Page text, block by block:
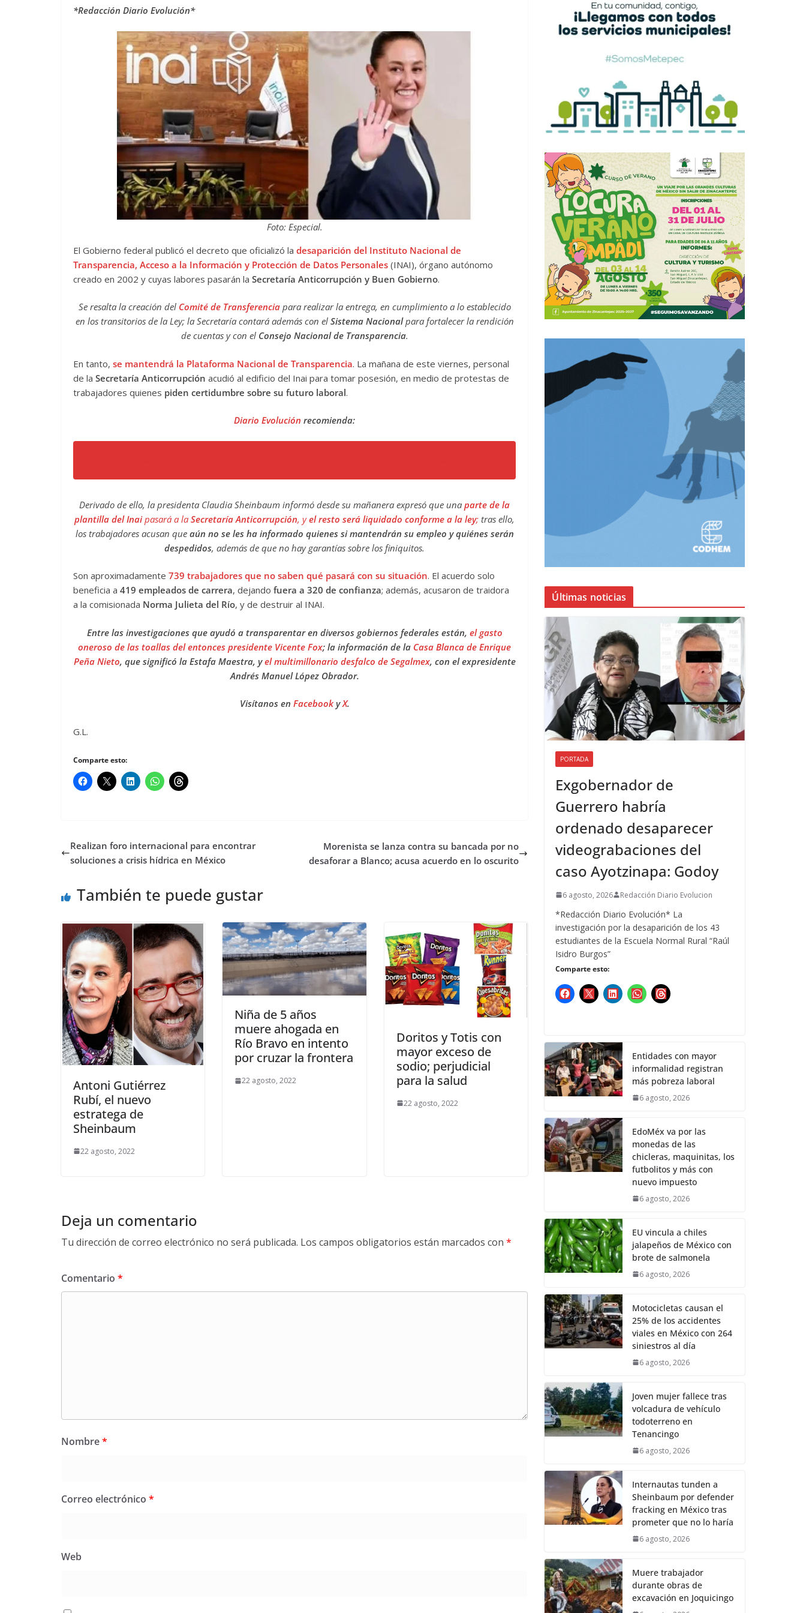
*Redacción Diario Evolución*
Foto: Especial.
El Gobierno federal publicó el decreto que oficializó la desaparición del Instituto Nacional de
Transparencia, Acceso a la Información y Protección de Datos Personales (INAI), órgano autónomo
creado en 2002 y cuyas labores pasarán la Secretaría Anticorrupción y Buen Gobierno.
Se resalta la creación del Comité de Transferenciapara realizar la entrega, en cumplimiento a lo establecido
en los transitorios de la Ley; la Secretaría contará además con el Sistema Nacionalpara fortalecer la rendición
de cuentas y con el Consejo Nacional de Transparencia.
En tanto, se mantendrá la Plataforma Nacional de Transparencia. La mañana de este viernes, personal
de la Secretaría Anticorrupción acudió al edificio del Inai para tomar posesión, en medio de protestas de
trabajadores quienes piden certidumbre sobre su futuro laboral.
Diario Evolución recomienda:
Derivado de ello, la presidenta Claudia Sheinbaum informó desde su mañanera expresó que una parte de la
plantilla del Inaipasará a laSecretaría Anticorrupción, yel resto será liquidado conforme a la ley; tras ello,
los trabajadores acusan que aún no se les ha informado quienes si mantendrán su empleo y quiénes serán
despedidos, además de que no hay garantías sobre los finiquitos.
Son aproximadamente 739 trabajadores que no saben qué pasará con su situación. El acuerdo solo
beneficia a 419 empleados de carrera, dejando fuera a 320 de confianza; además, acusaron de traidora
a la comisionada Norma Julieta del Río, y de destruir al INAI.
Entre las investigaciones que ayudó a transparentar en diversos gobiernos federales están, el gasto
oneroso de las toallas del entonces presidente Vicente Fox; la información de la Casa Blanca de Enrique
Peña Nieto, que significó la Estafa Maestra, yel multimillonario desfalco de Segalmex, con el expresidente
Andrés Manuel López Obrador.
Visítanos en FacebookyX.
G.L.
Comparte esto:
Realizan foro internacional para encontrar
soluciones a crisis hídrica en México
Morenista se lanza contra su bancada por no
desaforar a Blanco; acusa acuerdo en lo oscurito
También te puede gustar
Antoni Gutiérrez
Rubí, el nuevo
estratega de
Sheinbaum
22 agosto, 2022
Niña de 5 años
muere ahogada en
Río Bravo en intento
por cruzar la frontera
22 agosto, 2022
Doritos y Totis con
mayor exceso de
sodio; perjudicial
para la salud
22 agosto, 2022
Deja un comentario
Tu dirección de correo electrónico no será publicada. Los campos obligatorios están marcados con *
Comentario *
Nombre*
Correo electrónico *
Web
Últimas noticias
PORTADA
Exgobernador de
Guerrero habría
ordenado desaparecer
videograbaciones del
caso Ayotzinapa: Godoy
6 agosto, 2026 Redacción Diario Evolucion
*Redacción Diario Evolución* La
investigación por la desaparición de los 43
estudiantes de la Escuela Normal Rural “Raúl
Isidro Burgos”
Comparte esto:
Entidades con mayor
informalidad registran
más pobreza laboral
6 agosto, 2026
EdoMéx va por las
monedas de las
chicleras, maquinitas, los
futbolitos y más con
nuevo impuesto
6 agosto, 2026
EU vincula a chiles
jalapeños de México con
brote de salmonela
6 agosto, 2026
Motocicletas causan el
25% de los accidentes
viales en México con 264
siniestros al día
6 agosto, 2026
Joven mujer fallece tras
volcadura de vehículo
todoterreno en
Tenancingo
6 agosto, 2026
Internautas tunden a
Sheinbaum por defender
fracking en México tras
prometer que no lo haría
6 agosto, 2026
Muere trabajador
durante obras de
excavación en Joquicingo